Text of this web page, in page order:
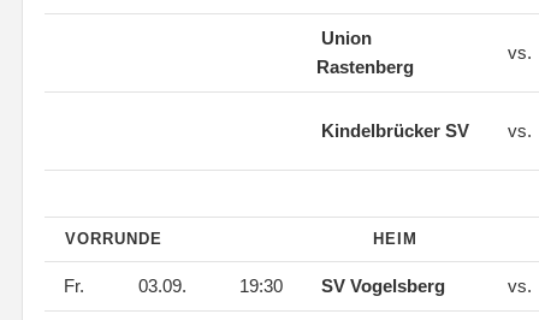
Union
Rastenberg
vs.
Kindelbrücker SV vs.
VORRUNDE HEIM
Fr. 03.09. 19:30 SV Vogelsberg vs.